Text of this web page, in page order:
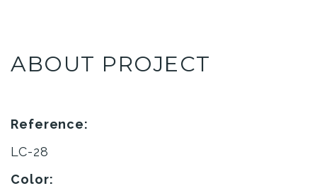
ABOUT PROJECT
Reference:
LC-28
Color: